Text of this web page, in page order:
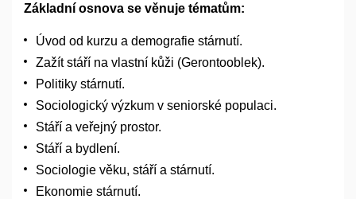
Základní osnova se věnuje tématům:
Úvod od kurzu a demografie stárnutí.
Zažít stáří na vlastní kůži (Gerontooblek).
Politiky stárnutí.
Sociologický výzkum v seniorské populaci.
Stáří a veřejný prostor.
Stáří a bydlení.
Sociologie věku, stáří a stárnutí.
Ekonomie stárnutí.